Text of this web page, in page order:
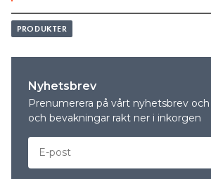
PRODUKTER
Nyhetsbrev
Prenumerera på vårt nyhetsbrev
och bevakningar rakt ner i inkorgen